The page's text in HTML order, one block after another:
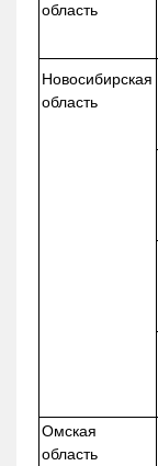
область
Новосибирская
область
Омская
область